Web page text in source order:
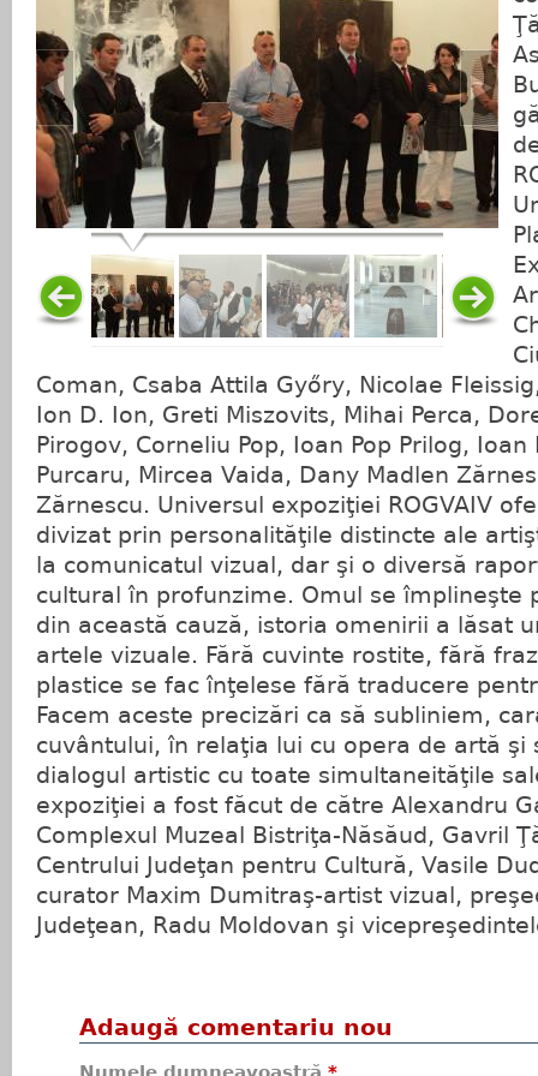
Coman, Csaba Attila Győry, Nicolae
Ion D. Ion, Greti Miszovits, Mihai Perca,
Pirogov, Corneliu Pop, Ioan Pop Prilog, Ioan
Purcaru, Mircea Vaida, Dany Madlen
Zărnescu. Universul expoziţiei ROGVAIV
divizat prin personalităţile distincte ale
la comunicatul vizual, dar şi o diversă
cultural în profunzime. Omul se împlineşte
din această cauză, istoria omenirii a lăsat
artele vizuale. Fără cuvinte rostite, fără
plastice se fac înţelese fără traducere
Facem aceste precizări ca să subliniem,
cuvântului, în relaţia lui cu opera de artă şi
dialogul artistic cu toate simultaneităţile
expoziţiei a fost făcut de către Alexandru
Complexul Muzeal Bistriţa-Năsăud, Gavril
Centrului Judeţan pentru Cultură, Vasile
curator Maxim Dumitraş-artist vizual,
Judeţean, Radu Moldovan şi
Adaugă comentariu nou